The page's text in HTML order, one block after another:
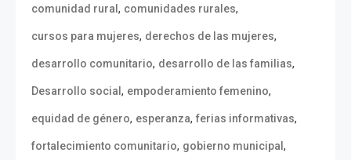
comunidad rural , comunidades rurales,
cursos para mujeres, derechos de las mujeres,
desarrollo comunitario, desarrollo de las familias,
Desarrollo social , empoderamiento femenino,
equidad de género, esperanza, ferias informativas,
fortalecimiento comunitario, gobierno municipal ,